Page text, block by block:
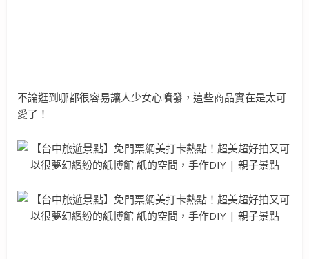
不論逛到哪都很容易讓人少女心噴發，這些商品實在是太可
愛了！